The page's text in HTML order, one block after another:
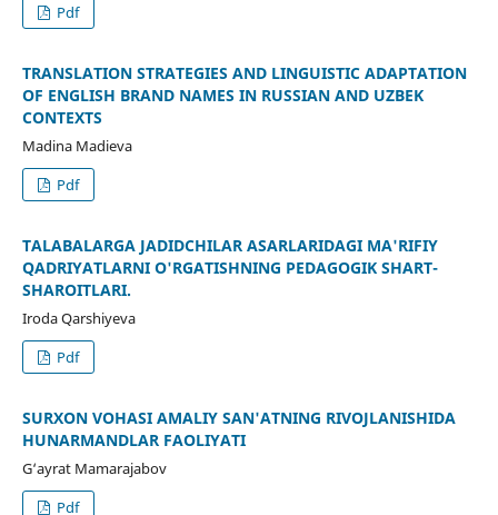
Pdf
TRANSLATION STRATEGIES AND LINGUISTIC ADAPTATION
OF ENGLISH BRAND NAMES IN RUSSIAN AND UZBEK
CONTEXTS
Madina Madieva
Pdf
TALABALARGA JADIDCHILAR ASARLARIDAGI MA'RIFIY
QADRIYATLARNI O'RGATISHNING PEDAGOGIK SHART-
SHAROITLARI.
Iroda Qarshiyeva
Pdf
SURXON VOHASI AMALIY SAN'ATNING RIVOJLANISHIDA
HUNARMANDLAR FAOLIYATI
G‘ayrat Mamarajabov
Pdf